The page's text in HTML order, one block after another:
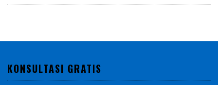
KONSULTASI GRATIS